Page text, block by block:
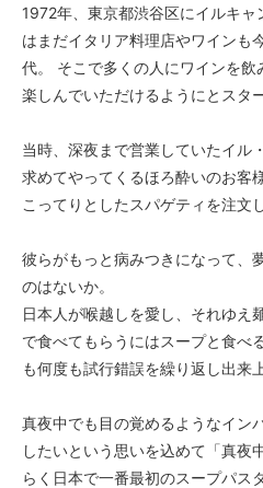
1972年、東京都渋谷区にイルキ
はまだイタリア料理店やワインも
代。 そこで多くの人にワインを
楽しんでいただけるようにとスタ
当時、深夜まで営業していたイル
求めてやってくるほろ酔いのお客
こってりとしたスパゲティを注文
彼らがもっと病みつきになって、
のはないか。
日本人が喉越しを愛し、それゆえ
で食べてもらうにはスープと食べ
も何度も試行錯誤を繰り返し出来
真夜中でも目の覚めるようなイン
したいという思いを込めて「真夜
らく日本で一番最初のスープパス